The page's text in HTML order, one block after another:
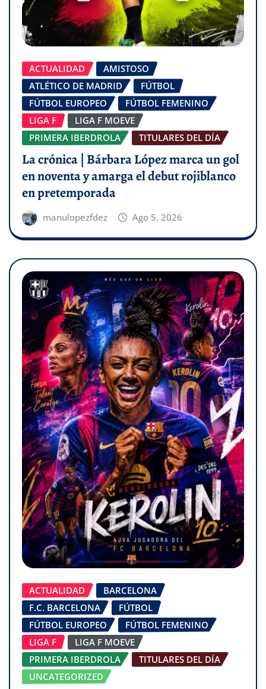
ACTUALIDAD
AMISTOSO
ATLÉTICO DE MADRID
FÚTBOL
FÚTBOL EUROPEO
FÚTBOL FEMENINO
LIGA F
LIGA F MOEVE
PRIMERA IBERDROLA
TITULARES DEL DÍA
La crónica | Bárbara López marca un gol
en noventa y amarga el debut rojiblanco
en pretemporada
manulopezfdez Ago 5, 2026
ACTUALIDAD
BARCELONA
F.C. BARCELONA
FÚTBOL
FÚTBOL EUROPEO
FÚTBOL FEMENINO
LIGA F
LIGA F MOEVE
PRIMERA IBERDROLA
TITULARES DEL DÍA
UNCATEGORIZED